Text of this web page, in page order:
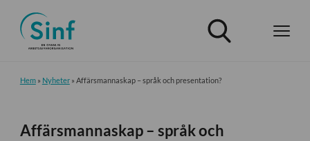
Hem» Nyheter» Affärsmannaskap – språk och presentation?
Affärsmannaskap – språk och